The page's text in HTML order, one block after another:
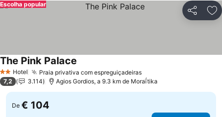
Partilhar
Escolha popular
2 Estrelas
Hotel Praia privativa com espreguiçadeirasVer preços
The Pink Palace
7,2 3.114 Agios Gordios, a 9.3 km de Moraḯtika
De € 104